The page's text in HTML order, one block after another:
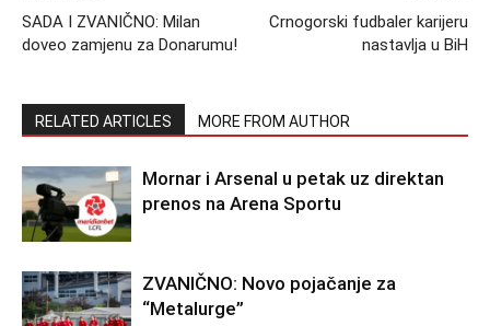
SADA I ZVANIČNO: Milan
doveo zamjenu za Donarumu!
Crnogorski fudbaler karijeru
nastavlja u BiH
RELATED ARTICLES MORE FROM AUTHOR
Mornar i Arsenal u petak uz direktan
prenos na Arena Sportu
ZVANIČNO: Novo pojačanje za
“Metalurge”